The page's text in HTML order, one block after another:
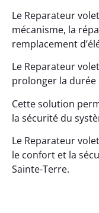
Le Reparateur
mécanisme, la
remplacement
Le Reparateur
prolonger la
Cette solution
la sécurité du
Le Reparateur
le confort et la
Sainte-Terre.